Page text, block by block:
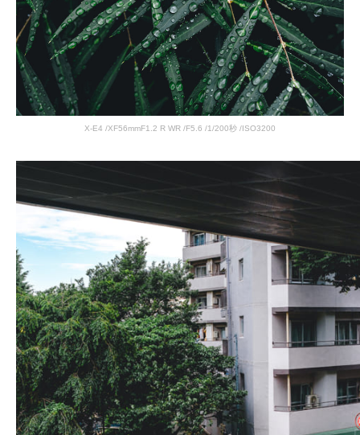
X-E4 /XF56mmF1.2 R WR /F5.6 /1/200秒 /ISO3200